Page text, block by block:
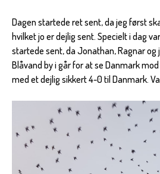
Dagen startede ret sent, da jeg først
hvilket jo er dejlig sent. Specielt i dag
startede sent, da Jonathan, Ragnar og
Blåvand by i går for at se Danmark
med et dejlig sikkert 4-0 til Danmark.